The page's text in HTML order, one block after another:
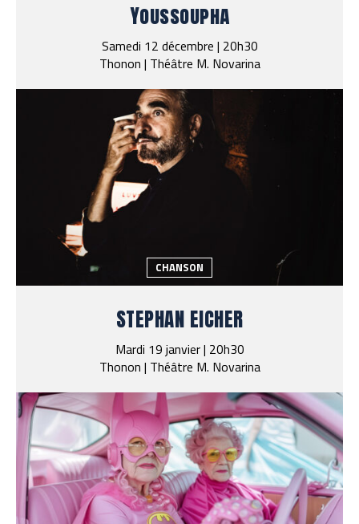
Youssoupha
Samedi 12 décembre | 20h30
Thonon | Théâtre M. Novarina
CHANSON
STEPHAN EICHER
Mardi 19 janvier | 20h30
Thonon | Théâtre M. Novarina